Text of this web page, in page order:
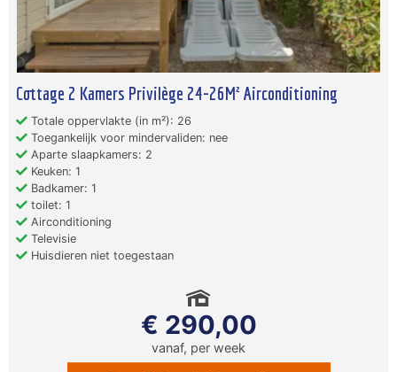
Cottage 2 Kamers Privilège 24-26M² Airconditioning
Totale oppervlakte (in m²): 26
Toegankelijk voor mindervaliden: nee
Aparte slaapkamers: 2
Keuken: 1
Badkamer: 1
toilet: 1
Airconditioning
Televisie
Huisdieren niet toegestaan
€ 290,00
vanaf, per week